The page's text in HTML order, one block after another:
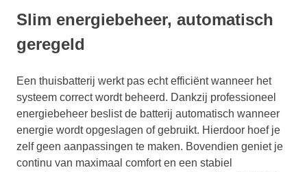
Slim energiebeheer, automatisch
geregeld
Een thuisbatterij werkt pas echt efficiënt wanneer het
systeem correct wordt beheerd. Dankzij professioneel
energiebeheer beslist de batterij automatisch wanneer
energie wordt opgeslagen of gebruikt. Hierdoor hoef je
zelf geen aanpassingen te maken. Bovendien geniet je
continu van maximaal comfort en een stabiel